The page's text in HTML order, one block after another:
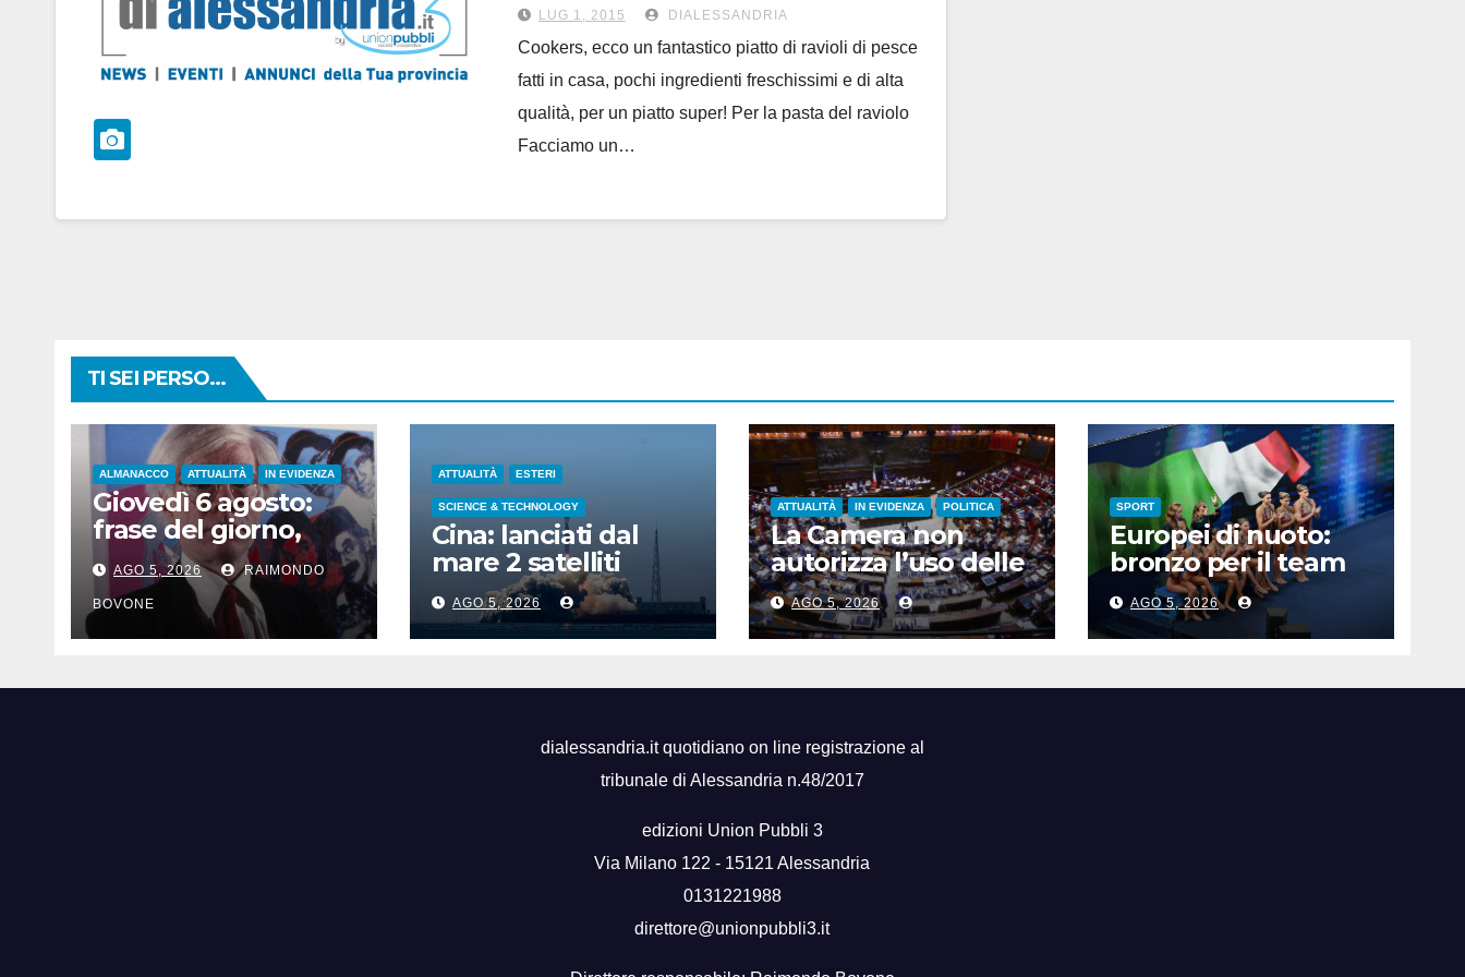
LUG 1, 2015 DIALESSANDRIA
Cookers, ecco un fantastico piatto di ravioli di pesce
fatti in casa, pochi ingredienti freschissimi e di alta
qualità, per un piatto super! Per la pasta del raviolo
Facciamo un…
TI SEI PERSO...
ALMANACCO ATTUALITÀ IN EVIDENZA
Giovedì 6 agosto:
frase del giorno,
santi del giorno, nati
famosi, accadde
oggi
AGO 5, 2026 RAIMONDO
BOVONE
ATTUALITÀ ESTERI
SCIENCE & TECHNOLOGY
Cina: lanciati dal
mare 2 satelliti
iperspettrali nello
Shandong
AGO 5, 2026
ATTUALITÀ IN EVIDENZA POLITICA
La Camera non
autorizza l’uso delle
chat di Delmastro,
voto a scrutinio
segreto
AGO 5, 2026
SPORT
Europei di nuoto:
bronzo per il team
acrobatico artistico
dell’Italia
AGO 5, 2026
dialessandria.it quotidiano on line registrazione al
tribunale di Alessandria n.48/2017
edizioni Union Pubbli 3
Via Milano 122 - 15121 Alessandria
0131221988
direttore@unionpubbli3.it